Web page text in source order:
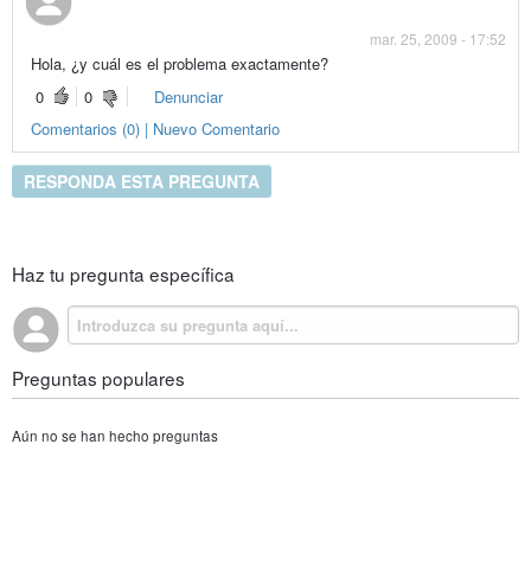
mar. 25, 2009 - 17:52
Hola, ¿y cuál es el problema exactamente?
0
0
Denunciar
Comentarios (0) | Nuevo Comentario
RESPONDA ESTA PREGUNTA
Haz tu pregunta específica
Preguntas populares
Aún no se han hecho preguntas